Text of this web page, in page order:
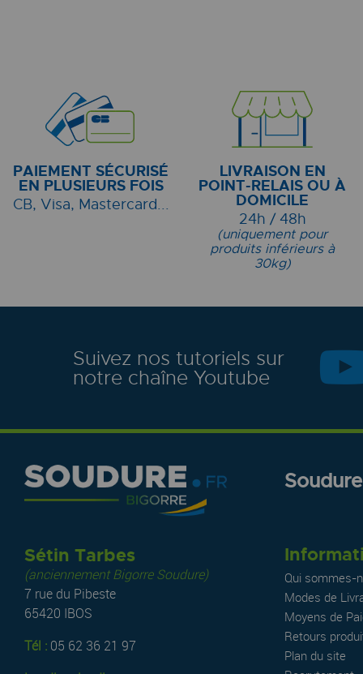
PAIEMENT SÉCURISÉ
EN PLUSIEURS FOIS
CB, Visa, Mastercard...
LIVRAISON EN
POINT-RELAIS OU À
DOMICILE
24h / 48h
(uniquement pour
produits inférieurs à
30kg)
Suivez nos tutoriels sur
notre chaîne Youtube
Sétin Tarbes
(anciennement Bigorre Soudure)
7 rue du Pibeste
65420 IBOS
Tél : 05 62 36 21 97
Qui sommes-
Modes de
Moyens de
Retours
Plan du site